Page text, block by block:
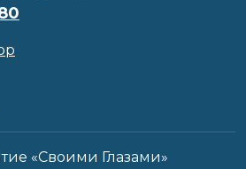
«Своими Глазами»